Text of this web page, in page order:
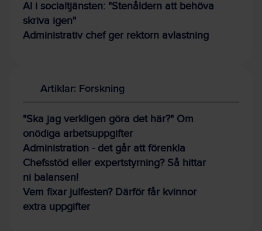
AI i socialtjänsten: "Stenåldern att behöva
skriva igen"
Administrativ chef ger rektorn avlastning
Artiklar: Forskning
"Ska jag verkligen göra det här?" Om
onödiga arbetsuppgifter
Administration - det går att förenkla
Chefsstöd eller expertstyrning? Så hittar
ni balansen!
Vem fixar julfesten? Därför får kvinnor
extra uppgifter